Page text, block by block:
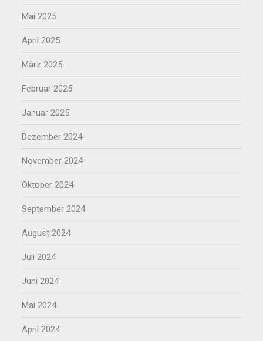
Mai 2025
April 2025
März 2025
Februar 2025
Januar 2025
Dezember 2024
November 2024
Oktober 2024
September 2024
August 2024
Juli 2024
Juni 2024
Mai 2024
April 2024